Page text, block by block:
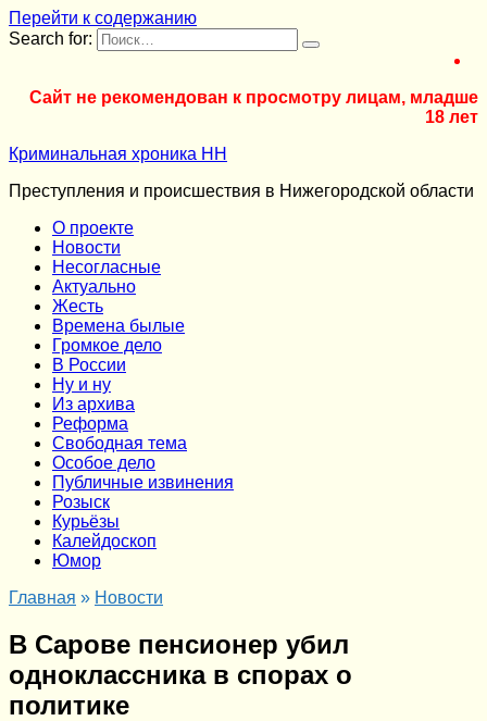
Перейти к содержанию
Search for:
Сайт не рекомендован к просмотру лицам, младше
18 лет
Криминальная хроника НН
Преступления и происшествия в Нижегородской области
О проекте
Новости
Несогласные
Актуально
Жесть
Времена былые
Громкое дело
В России
Ну и ну
Из архива
Реформа
Cвободная тема
Особое дело
Публичные извинения
Розыск
Курьёзы
Калейдоскоп
Юмор
Главная » Новости
В Сарове пенсионер убил
одноклассника в спорах о
политике